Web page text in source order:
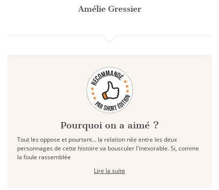
Amélie Gressier
Pourquoi on a aimé ?
Tout les oppose et pourtant... la relation née entre les deux
personnages de cette histoire va bousculer l'inexorable. Si, comme
la foule rassemblée
Lire la suite